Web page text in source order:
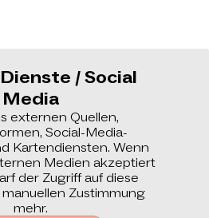
/ Social
Media
externen Quellen,
Social-Media-
Kartendiensten. Wenn
Medien akzeptiert
der Zugriff auf diese
Zustimmung
mehr.